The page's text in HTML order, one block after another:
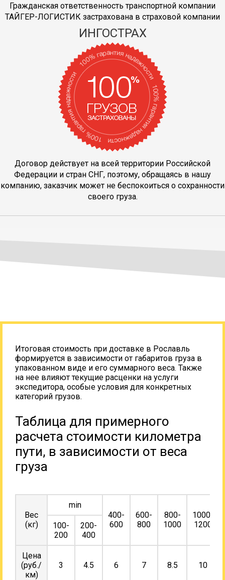
Гражданская ответственность транспортной компании
ТАЙГЕР-ЛОГИСТИК застрахована в страховой компании
ИНГОСТРАХ
Договор действует на всей территории Российской
Федерации и стран СНГ, поэтому, обращаясь в нашу
компанию, заказчик может не беспокоиться о сохранности
своего груза.
Итоговая стоимость при доставке в Рославль
формируется в зависимости от габаритов груза в
упакованном виде и его суммарного веса. Также
на нее влияют текущие расценки на услуги
экспедитора, особые условия для конкретных
категорий грузов.
Таблица для примерного
расчета стоимости километра
пути, в зависимости от веса
груза
Вес
(кг)
min
400-
600
600-
800
800-
1000
1000-
1200
100-
200
200-
400
Цена
(руб./
км)
3 4.5 6 7 8.5 10